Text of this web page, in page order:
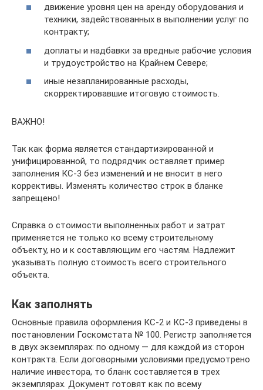
движение уровня цен на аренду оборудования и
техники, задействованных в выполнении услуг по
контракту;
доплаты и надбавки за вредные рабочие условия
и трудоустройство на Крайнем Севере;
иные незапланированные расходы,
скорректировавшие итоговую стоимость.
ВАЖНО!
Так как форма является стандартизированной и
унифицированной, то подрядчик оставляет пример
заполнения КС-3 без изменений и не вносит в него
коррективы. Изменять количество строк в бланке
запрещено!
Справка о стоимости выполненных работ и затрат
применяется не только ко всему строительному
объекту, но и к составляющим его частям. Надлежит
указывать полную стоимость всего строительного
объекта.
Как заполнять
Основные правила оформления КС-2 и КС-3 приведены в
постановлении Госкомстата № 100. Регистр заполняется
в двух экземплярах: по одному — для каждой из сторон
контракта. Если договорными условиями предусмотрено
наличие инвестора, то бланк составляется в трех
экземплярах. Документ готовят как по всему